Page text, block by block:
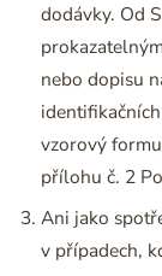
dodávky. Od
nebo dopisu
vzorový
přílohu č. 2
Ani jako
v případech,